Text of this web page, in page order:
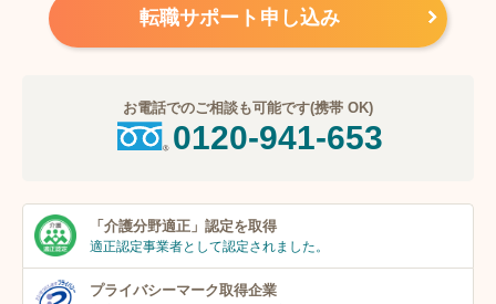
転職サポート申し込み
お電話でのご相談も可能です(携帯 OK)
0120-941-653
「介護分野適正」 認定を取得
適正認定事業者として認定されました。
プライバシーマーク取得企業